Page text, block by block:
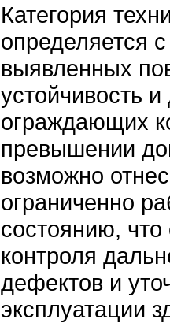
Категория
определяется
выявленных
устойчивость и
ограждающих
превышении
возможно
ограниченно
состоянию,
контроля
дефектов и
эксплуатации